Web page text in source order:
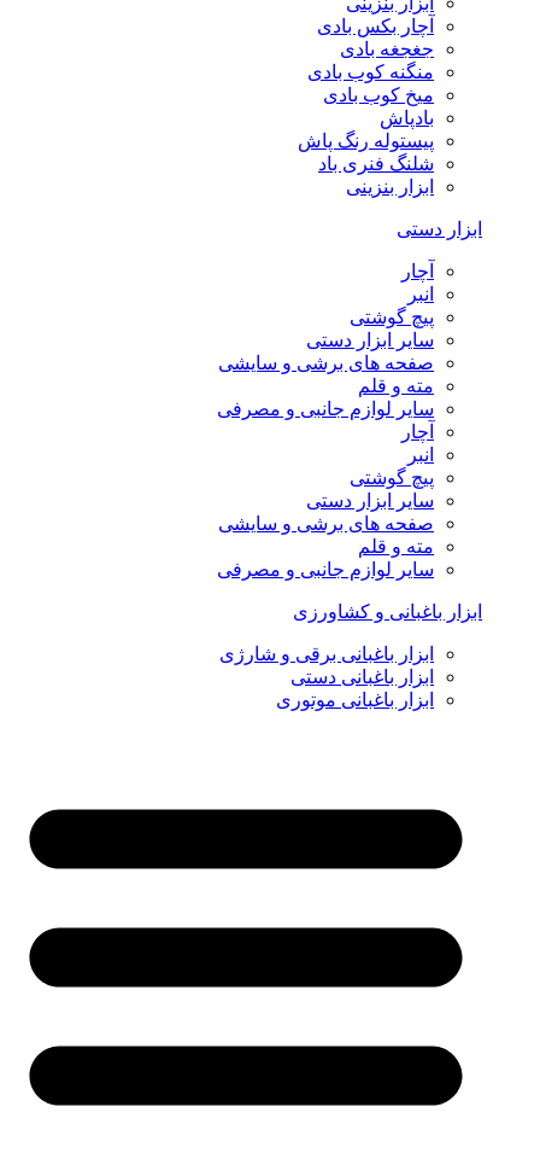
آچار بکس بادی
جغجغه بادی
منگنه کوب بادی
میخ کوب بادی
بادپاش
پیستوله رنگ پاش
شلنگ فنری باد
ابزار بنزینی
ابزار دستی
آچار
انبر
پیچ گوشتی
سایر ابزار دستی
صفحه های برشی و سایشی
مته و قلم
سایر لوازم جانبی و مصرفی
آچار
انبر
پیچ گوشتی
سایر ابزار دستی
صفحه های برشی و سایشی
مته و قلم
سایر لوازم جانبی و مصرفی
ابزار باغبانی و کشاورزی
ابزار باغبانی برقی و شارژی
ابزار باغبانی دستی
ابزار باغبانی موتوری